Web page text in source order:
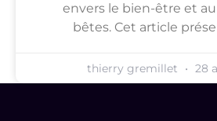
envers le bien-être et
bêtes. Cet article
thierry gremillet 28